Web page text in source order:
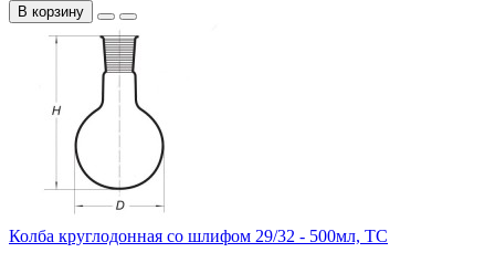
В корзину
Колба круглодонная со шлифом 29/32 - 500мл, ТС